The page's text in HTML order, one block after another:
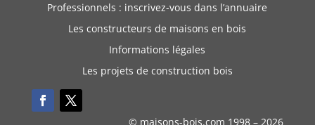
Professionnels : inscrivez-vous dans l’annuaire
Les constructeurs de maisons en bois
Informations légales
Les projets de construction bois
© maisons-bois.com 1998 – 2026